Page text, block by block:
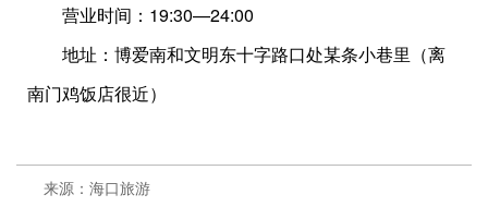
营业时间：19:30—24:00
地址：博爱南和文明东十字路口处某条小巷里（离
南门鸡饭店很近）
来源：海口旅游